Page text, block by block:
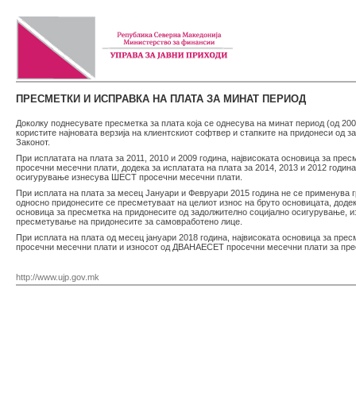
ПРЕСМЕТКИ И ИСПРАВКА НА ПЛАТА ЗА МИНАТ ПЕРИОД
Доколку поднесувате пресметка за плата која се однесува на минат период (од
користите најновата верзија на клиентскиот софтвер и стапките на придонеси
Законот.
При исплатата на плата за 2011, 2010 и 2009 година, највисоката основица за
просечни месечни плати, додека за исплатата на плата за 2014, 2013 и 2012
осигурување изнесува ШЕСТ просечни месечни плати.
При исплата на плата за месец Јануари и Февруари 2015 година не се применува
односно придонесите се пресметуваат на целиот износ на бруто основицата,
основица за пресметка на придонесите од задолжително социјално
пресметување на придонесите за самовработено лице.
При исплата на плата од месец јануари 2018 година, највисоката основица за
просечни месечни плати и износот од ДВАНАЕСЕТ просечни месечни плати за
http://www.ujp.gov.mk